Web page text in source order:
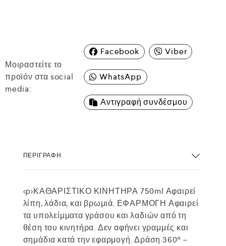
Μοιραστείτε το
προϊόν στα social
media:
Facebook Viber
WhatsApp
Αντιγραφή συνδέσμου
ΠΕΡΙΓΡΑΦΉ
<p>ΚΑΘΑΡΙΣΤΙΚΟ ΚΙΝΗΤΗΡΑ 750ml Αφαιρεί
λίπη, λάδια, και βρωμιά. ΕΦΑΡΜΟΓΗ Αφαιρεί
τα υπολείμματα γράσου και λαδιών από τη
θέση του κινητήρα. Δεν αφήνει γραμμές και
σημάδια κατά την εφαρμογή. Δράση 360º –